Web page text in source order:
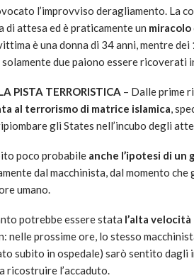
l’improvviso deragliamento. La
di attesa ed è praticamente un miracolo
è una donna di 34 anni, mentre dei
due paiono essere ricoverati
PISTA TERRORISTICA – Dalle prime
al terrorismo di matrice islamica,
gli States nell’incubo degli
poco probabile anche l’ipotesi di un
dal macchinista, dal momento
umano.
potrebbe essere stata l’alta
nelle prossime ore, lo stesso
subito in ospedale) sarò sentito dagli
ricostruire l’accaduto.